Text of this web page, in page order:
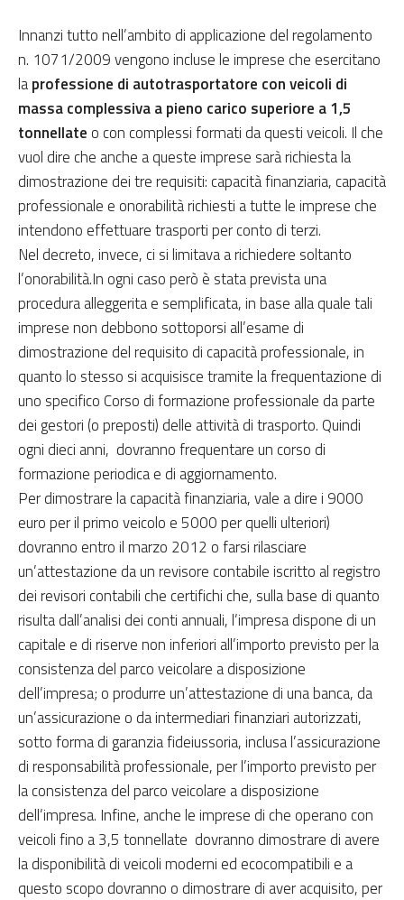
Innanzi tutto nell’ambito di applicazione del regolamento
n. 1071/2009 vengono incluse le imprese che esercitano
laprofessione di autotrasportatore con veicoli di
massa complessiva a pieno carico superiore a 1,5
tonnellate o con complessi formati da questi veicoli. Il che
vuol dire che anche a queste imprese sarà richiesta la
dimostrazione dei tre requisiti: capacità finanziaria, capacità
professionale e onorabilità richiesti a tutte le imprese che
intendono effettuare trasporti per conto di terzi.
Nel decreto, invece, ci si limitava a richiedere soltanto
l’onorabilità.In ogni caso però è stata prevista una
procedura alleggerita e semplificata, in base alla quale tali
imprese non debbono sottoporsi all’esame di
dimostrazione del requisito di capacità professionale, in
quanto lo stesso si acquisisce tramite la frequentazione di
uno specifico Corso di formazione professionale da parte
dei gestori (o preposti) delle attività di trasporto. Quindi
ogni dieci anni, dovranno frequentare un corso di
formazione periodica e di aggiornamento.
Per dimostrare la capacità finanziaria, vale a dire i 9000
euro per il primo veicolo e 5000 per quelli ulteriori)
dovranno entro il marzo 2012 o farsi rilasciare
un’attestazione da un revisore contabile iscritto al registro
dei revisori contabili che certifichi che, sulla base di quanto
risulta dall’analisi dei conti annuali, l’impresa dispone di un
capitale e di riserve non inferiori all’importo previsto per la
consistenza del parco veicolare a disposizione
dell’impresa; o produrre un’attestazione di una banca, da
un’assicurazione o da intermediari finanziari autorizzati,
sotto forma di garanzia fideiussoria, inclusa l’assicurazione
di responsabilità professionale, per l’importo previsto per
la consistenza del parco veicolare a disposizione
dell’impresa. Infine, anche le imprese di che operano con
veicoli fino a 3,5 tonnellate dovranno dimostrare di avere
la disponibilità di veicoli moderni ed ecocompatibili e a
questo scopo dovranno o dimostrare di aver acquisito, per